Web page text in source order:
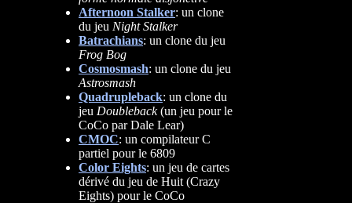
Afternoon Stalker: un clone
du jeu Night Stalker
Batrachians: un clone du jeu
Frog Bog
Cosmosmash: un clone du jeu
Astrosmash
Quadrupleback: un clone du
jeu Doubleback(un jeu pour le
CoCo par Dale Lear)
CMOC: un compilateur C
partiel pour le 6809
Color Eights: un jeu de cartes
dérivé du jeu de Huit (Crazy
Eights) pour le CoCo